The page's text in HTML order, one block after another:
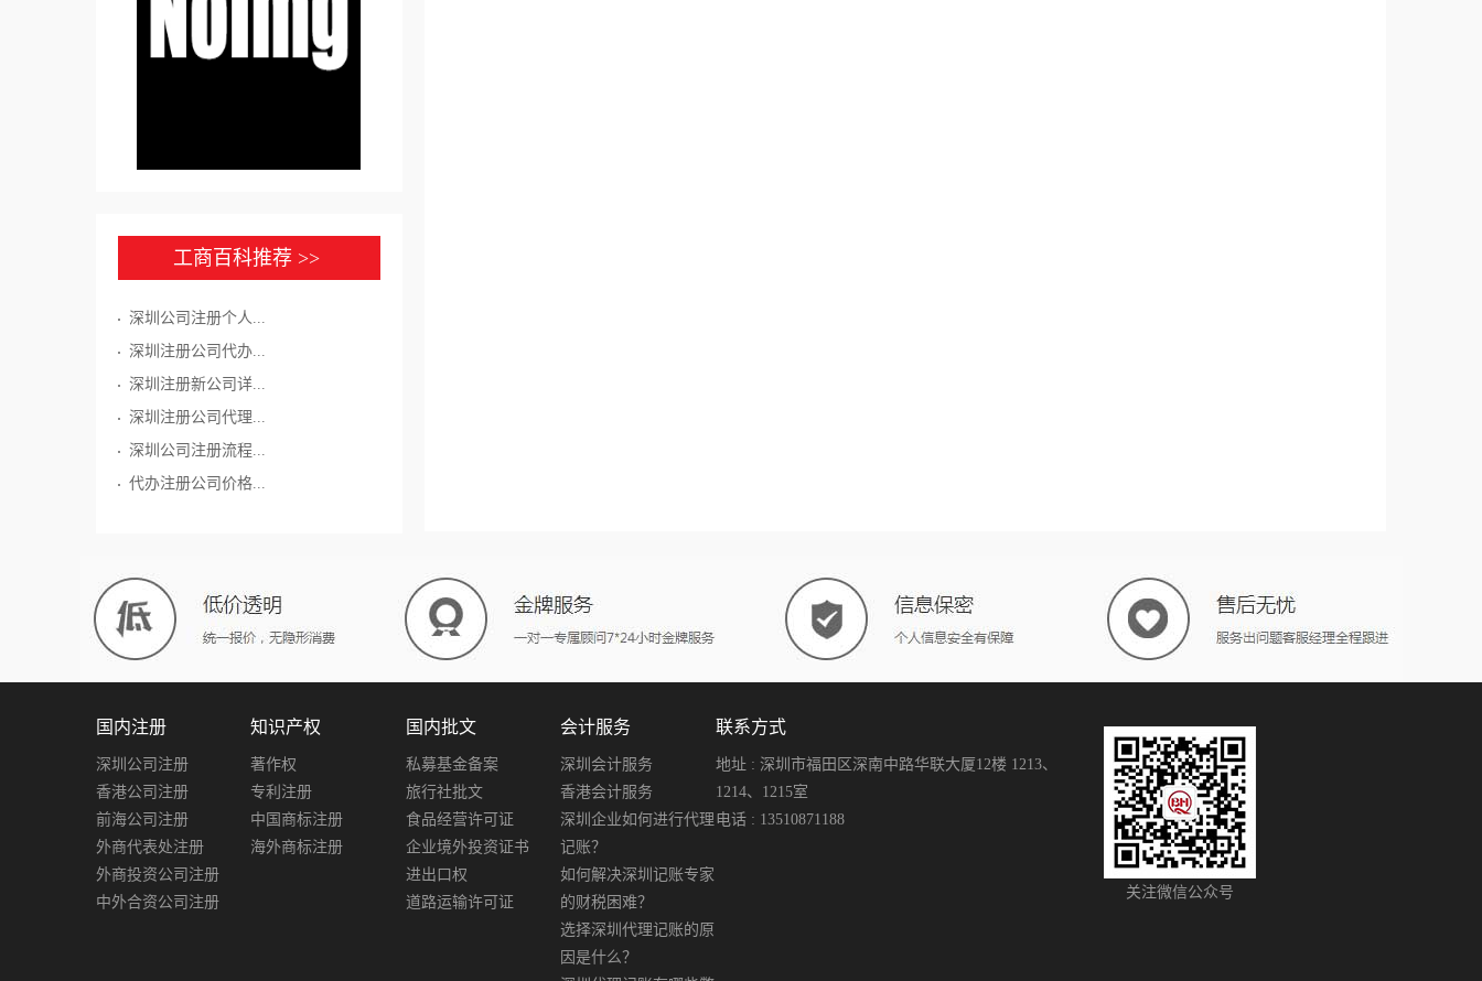
工商百科推荐 >>
深圳公司注册个人...
深圳注册公司代办...
深圳注册新公司详...
深圳注册公司代理...
深圳公司注册流程...
代办注册公司价格...
国内注册
深圳公司注册
香港公司注册
前海公司注册
外商代表处注册
外商投资公司注册
中外合资公司注册
知识产权
著作权
专利注册
中国商标注册
海外商标注册
国内批文
私募基金备案
旅行社批文
食品经营许可证
企业境外投资证书
进出口权
道路运输许可证
会计服务
深圳会计服务
香港会计服务
深圳企业如何进行代理
记账？
如何解决深圳记账专家
的财税困难？
选择深圳代理记账的原
因是什么？
联系方式
地址 : 深圳市福田区深南中路华联大厦12楼 1213、
1214、1215室
电话 : 13510871188
关注微信公众号